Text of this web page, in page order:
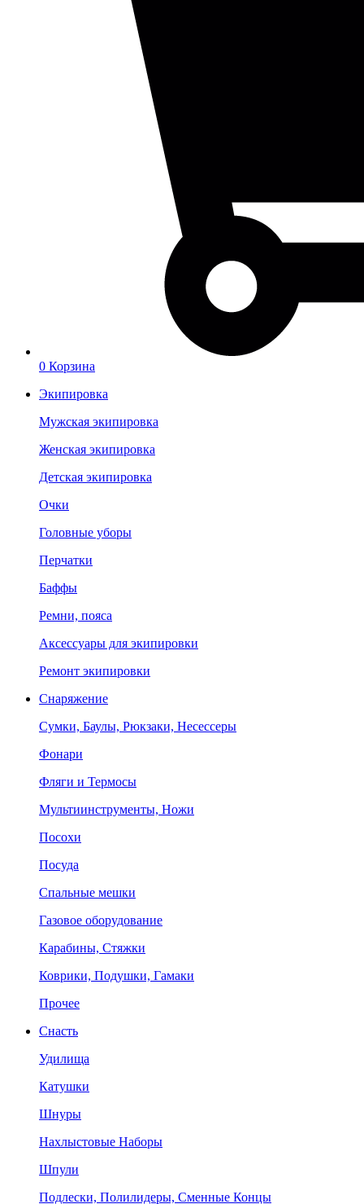
0 Корзина
Экипировка
Мужская экипировка
Женская экипировка
Детская экипировка
Очки
Головные уборы
Перчатки
Баффы
Ремни, пояса
Аксессуары для экипировки
Ремонт экипировки
Снаряжение
Сумки, Баулы, Рюкзаки, Несессеры
Фонари
Фляги и Термосы
Мультиинструменты, Ножи
Посохи
Посуда
Спальные мешки
Газовое оборудование
Карабины, Стяжки
Коврики, Подушки, Гамаки
Прочее
Снасть
Удилища
Катушки
Шнуры
Нахлыстовые Наборы
Шпули
Подлески, Полилидеры, Сменные Концы